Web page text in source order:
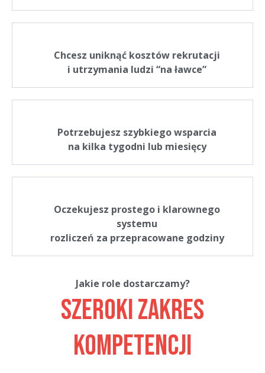
Chcesz uniknąć kosztów rekrutacji
i utrzymania ludzi “na ławce”
Potrzebujesz szybkiego wsparcia
na kilka tygodni lub miesięcy
Oczekujesz prostego i klarownego
systemu
rozliczeń za przepracowane godziny
Jakie role dostarczamy?
Szeroki zakres
kompetencji